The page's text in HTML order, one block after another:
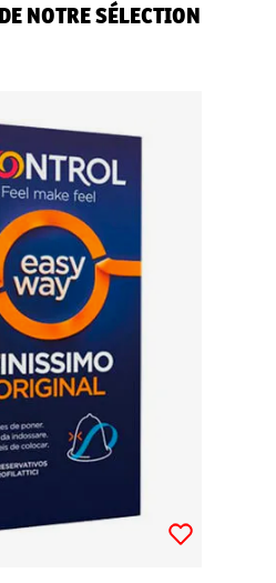
NOTRE SÉLECTION